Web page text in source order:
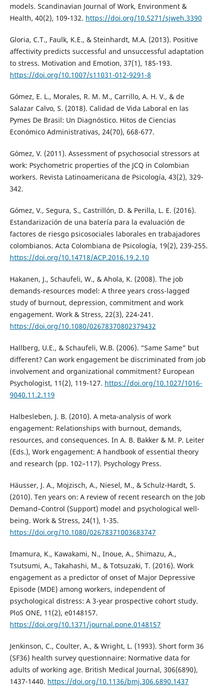
models. Scandinavian Journal of Work, Environment &
Health, 40(2), 109-132. https://doi.org/10.5271/sjweh.3390
Gloria, C.T., Faulk, K.E., & Steinhardt, M.A. (2013). Positive
affectivity predicts successful and unsuccessful adaptation
to stress. Motivation and Emotion, 37(1), 185-193.
https://doi.org/10.1007/s11031-012-9291-8
Gómez, E. L., Morales, R. M. M., Carrillo, A. H. V., & de
Salazar Calvo, S. (2018). Calidad de Vida Laboral en las
Pymes De Brasil: Un Diagnóstico. Hitos de Ciencias
Económico Administrativas, 24(70), 668-677.
Gómez, V. (2011). Assessment of psychosocial stressors at
work: Psychometric properties of the JCQ in Colombian
workers. Revista Latinoamericana de Psicología, 43(2), 329-
342.
Gómez, V., Segura, S., Castrillón, D. & Perilla, L. E. (2016).
Estandarización de una batería para la evaluación de
factores de riesgo psicosociales laborales en trabajadores
colombianos. Acta Colombiana de Psicología, 19(2), 239-255.
https://doi.org/10.14718/ACP.2016.19.2.10
Hakanen, J., Schaufeli, W., & Ahola, K. (2008). The job
demands-resources model: A three years cross-lagged
study of burnout, depression, commitment and work
engagement. Work & Stress, 22(3), 224-241.
https://doi.org/10.1080/02678370802379432
Hallberg, U.E., & Schaufeli, W.B. (2006). “Same Same” but
different? Can work engagement be discriminated from job
involvement and organizational commitment? European
Psychologist, 11(2), 119-127. https://doi.org/10.1027/1016-
9040.11.2.119
Halbesleben, J. B. (2010). A meta-analysis of work
engagement: Relationships with burnout, demands,
resources, and consequences. In A. B. Bakker & M. P. Leiter
(Eds.), Work engagement: A handbook of essential theory
and research (pp. 102–117). Psychology Press.
Häusser, J. A., Mojzisch, A., Niesel, M., & Schulz-Hardt, S.
(2010). Ten years on: A review of recent research on the Job
Demand–Control (Support) model and psychological well-
being. Work & Stress, 24(1), 1-35.
https://doi.org/10.1080/02678371003683747
Imamura, K., Kawakami, N., Inoue, A., Shimazu, A.,
Tsutsumi, A., Takahashi, M., & Totsuzaki, T. (2016). Work
engagement as a predictor of onset of Major Depressive
Episode (MDE) among workers, independent of
psychological distress: A 3-year prospective cohort study.
PloS ONE, 11(2), e0148157.
https://doi.org/10.1371/journal.pone.0148157
Jenkinson, C., Coulter, A., & Wright, L. (1993). Short form 36
(SF36) health survey questionnaire: Normative data for
adults of working age. British Medical Journal, 306(6890),
1437-1440. https://doi.org/10.1136/bmj.306.6890.1437